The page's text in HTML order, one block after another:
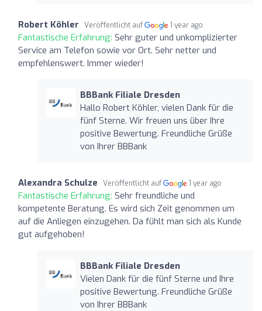
Robert Köhler Veröffentlicht auf 1 year ago
Fantastische Erfahrung: Sehr guter und unkomplizierter
Service am Telefon sowie vor Ort. Sehr netter und
empfehlenswert. Immer wieder!
BBBank Filiale Dresden
Hallo Robert Köhler, vielen Dank für die
fünf Sterne. Wir freuen uns über Ihre
positive Bewertung. Freundliche Grüße
von Ihrer BBBank
Alexandra Schulze Veröffentlicht auf 1 year ago
Fantastische Erfahrung: Sehr freundliche und
kompetente Beratung. Es wird sich Zeit genommen um
auf die Anliegen einzugehen. Da fühlt man sich als Kunde
gut aufgehoben!
BBBank Filiale Dresden
Vielen Dank für die fünf Sterne und Ihre
positive Bewertung. Freundliche Grüße
von Ihrer BBBank